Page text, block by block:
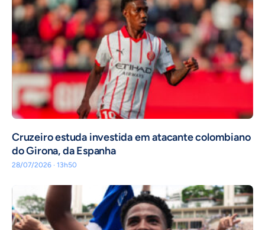
Cruzeiro estuda investida em atacante colombiano
do Girona, da Espanha
28/07/2026 · 13h50